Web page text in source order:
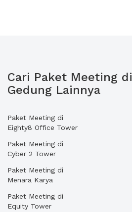
Cari Paket Meeting di
Gedung Lainnya
Paket Meeting di
Eighty8 Office Tower
Paket Meeting di
Cyber 2 Tower
Paket Meeting di
Menara Karya
Paket Meeting di
Equity Tower